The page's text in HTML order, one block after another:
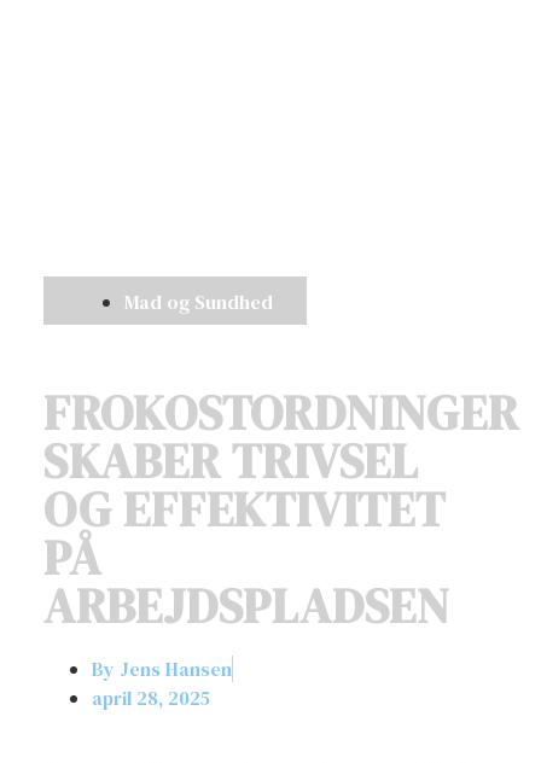
Mad og Sundhed
FROKOSTORDNINGER
SKABER TRIVSEL
OG EFFEKTIVITET
PÅ
ARBEJDSPLADSEN
By Jens Hansen
april 28, 2025